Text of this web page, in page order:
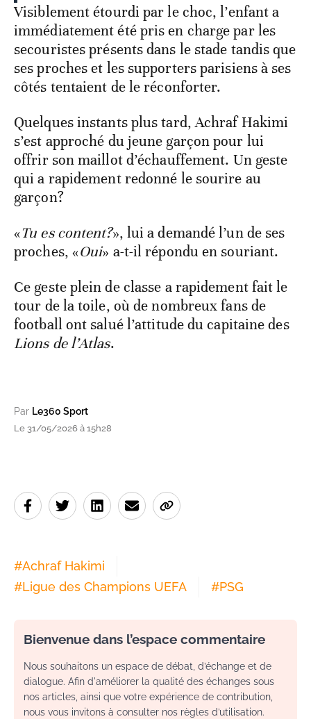
Visiblement étourdi par le choc, l’enfant a
immédiatement été pris en charge par les
secouristes présents dans le stade tandis que
ses proches et les supporters parisiens à ses
côtés tentaient de le réconforter.
Quelques instants plus tard, Achraf Hakimi
s’est approché du jeune garçon pour lui
offrir son maillot d’échauffement. Un geste
qui a rapidement redonné le sourire au
garçon?
«Tu es content?», lui a demandé l’un de ses
proches, «Oui» a-t-il répondu en souriant.
Ce geste plein de classe a rapidement fait le
tour de la toile, où de nombreux fans de
football ont salué l’attitude du capitaine des
Lions de l’Atlas.
Par Le360 Sport
Le 31/05/2026 à 15h28
#Achraf Hakimi
#Ligue des Champions UEFA #PSG
Bienvenue dans l’espace commentaire
Nous souhaitons un espace de débat, d’échange et de
dialogue. Afin d'améliorer la qualité des échanges sous
nos articles, ainsi que votre expérience de contribution,
nous vous invitons à consulter nos règles d’utilisation.